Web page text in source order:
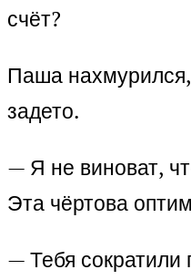
счёт?
Паша
задето.
— Я не виноват,
Эта чёртова
— Тебя сократили